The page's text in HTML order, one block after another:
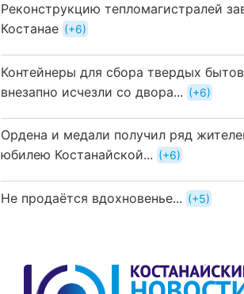
Реконструкцию тепломагистралей
Костанае
+6
Контейнеры для сбора твердых
внезапно исчезли со двора...
+6
Ордена и медали получил ряд
юбилею Костанайской...
+6
Не продаётся вдохновенье... +5